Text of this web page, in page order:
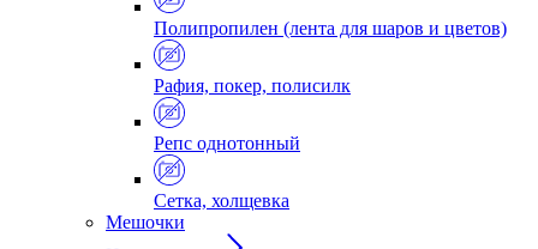
Полипропилен (лента для шаров и цветов)
Рафия, покер, полисилк
Репс однотонный
Сетка, холщевка
Мешочки